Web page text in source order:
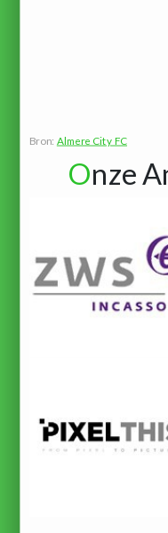
Bron: Almere City FC
Onze